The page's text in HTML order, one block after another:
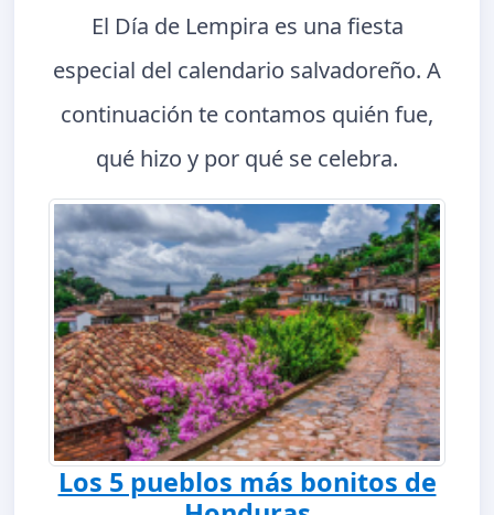
El Día de Lempira es una fiesta
especial del calendario salvadoreño. A
continuación te contamos quién fue,
qué hizo y por qué se celebra.
Los 5 pueblos más bonitos de